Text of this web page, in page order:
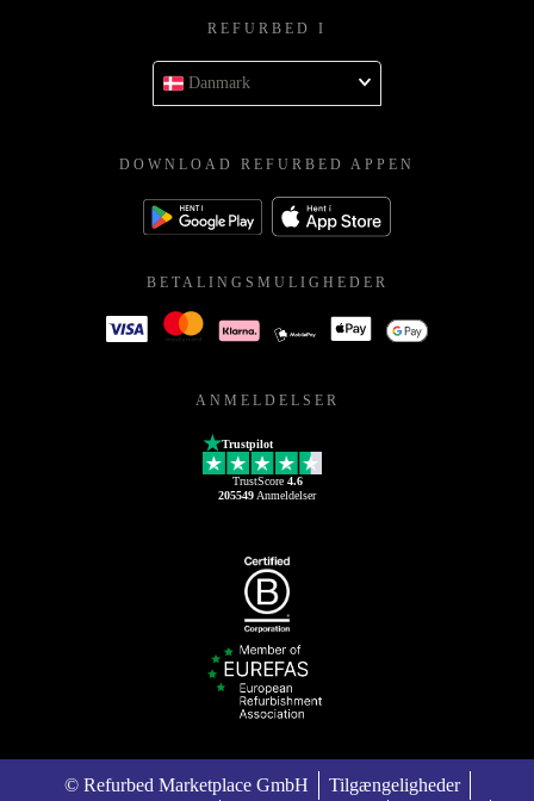
REFURBED I
Danmark
DOWNLOAD REFURBED APPEN
BETALINGSMULIGHEDER
ANMELDELSER
Trustpilot
TrustScore 4.6
205549 Anmeldelser
© Refurbed Marketplace GmbH Tilgængeligheder